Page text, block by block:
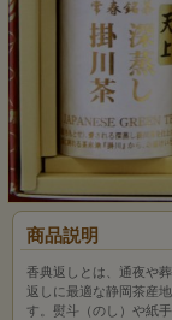
商品説明
香典返しとは、通夜や
返しに最適な静岡茶産
す。熨斗（のし）や紙